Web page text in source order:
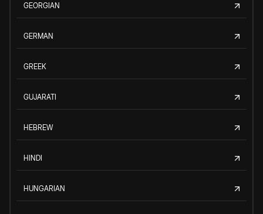
GEORGIAN
GERMAN
GREEK
GUJARATI
HEBREW
HINDI
HUNGARIAN